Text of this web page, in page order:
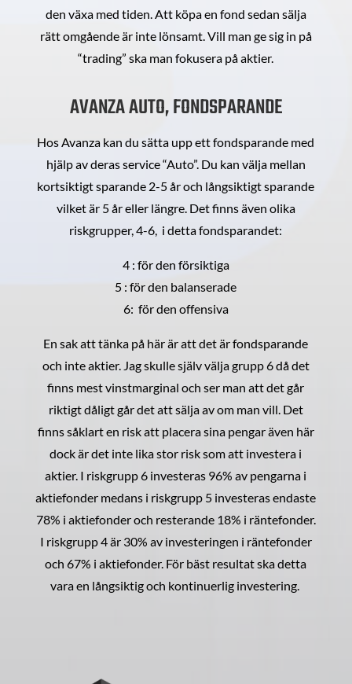
den växa med tiden. Att köpa en fond sedan sälja
rätt omgående är inte lönsamt. Vill man ge sig in på
“trading” ska man fokusera på aktier.
AVANZA AUTO, FONDSPARANDE
Hos Avanza kan du sätta upp ett fondsparande med
hjälp av deras service “Auto”. Du kan välja mellan
kortsiktigt sparande 2-5 år och långsiktigt sparande
vilket är 5 år eller längre. Det finns även olika
riskgrupper, 4-6, i detta fondsparandet:
4 : för den försiktiga
5 : för den balanserade
6: för den offensiva
En sak att tänka på här är att det är fondsparande
och inte aktier. Jag skulle själv välja grupp 6 då det
finns mest vinstmarginal och ser man att det går
riktigt dåligt går det att sälja av om man vill. Det
finns såklart en risk att placera sina pengar även här
dock är det inte lika stor risk som att investera i
aktier. I riskgrupp 6 investeras 96% av pengarna i
aktiefonder medans i riskgrupp 5 investeras endaste
78% i aktiefonder och resterande 18% i räntefonder.
I riskgrupp 4 är 30% av investeringen i räntefonder
och 67% i aktiefonder. För bäst resultat ska detta
vara en långsiktig och kontinuerlig investering.